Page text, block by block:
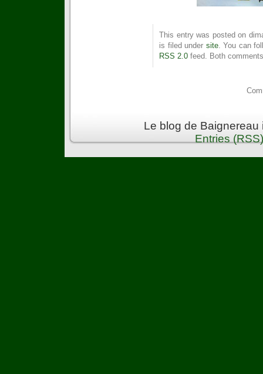
This entry was posted on
is filed under site. You can
RSS 2.0 feed. Both
Le blog de
Entries (RSS)